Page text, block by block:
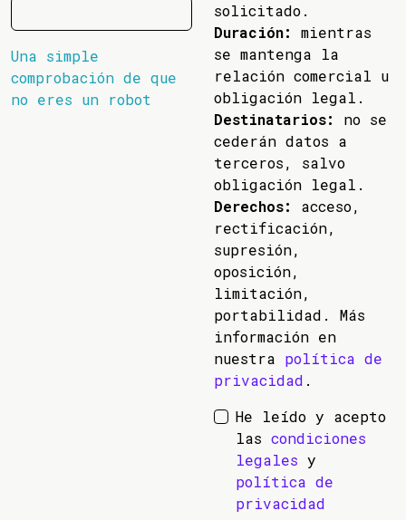
Una simple
comprobación de que
no eres un robot
solicitado.
Duración:
mientras
se mantenga la
relación comercial u
obligación legal.
Destinatarios:
no se
cederán datos a
terceros, salvo
obligación legal.
Derechos:
acceso,
rectificación,
supresión,
oposición,
limitación,
portabilidad. Más
información en
nuestra política de
privacidad .
He leído y acepto
las condiciones
legales y
política de
privacidad